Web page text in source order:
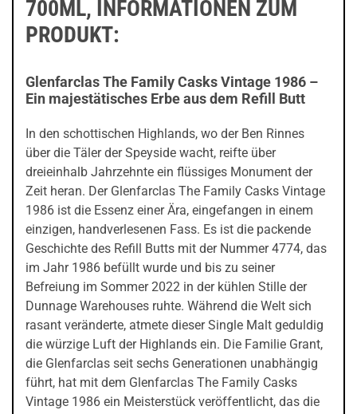
700ML, INFORMATIONEN ZUM
PRODUKT:
Glenfarclas The Family Casks Vintage 1986 –
Ein majestätisches Erbe aus dem Refill Butt
In den schottischen Highlands, wo der Ben Rinnes
über die Täler der Speyside wacht, reifte über
dreieinhalb Jahrzehnte ein flüssiges Monument der
Zeit heran. Der Glenfarclas The Family Casks Vintage
1986 ist die Essenz einer Ära, eingefangen in einem
einzigen, handverlesenen Fass. Es ist die packende
Geschichte des Refill Butts mit der Nummer 4774, das
im Jahr 1986 befüllt wurde und bis zu seiner
Befreiung im Sommer 2022 in der kühlen Stille der
Dunnage Warehouses ruhte. Während die Welt sich
rasant veränderte, atmete dieser Single Malt geduldig
die würzige Luft der Highlands ein. Die Familie Grant,
die Glenfarclas seit sechs Generationen unabhängig
führt, hat mit dem Glenfarclas The Family Casks
Vintage 1986 ein Meisterstück veröffentlicht, das die